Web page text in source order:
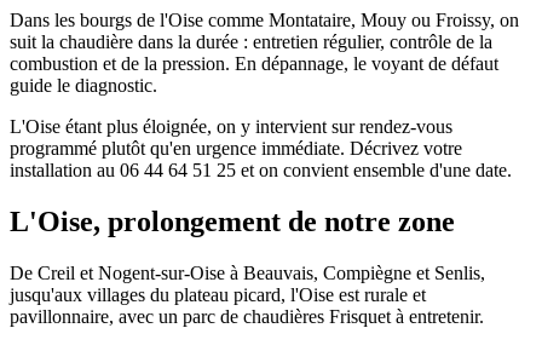
Dans les bourgs de l'Oise comme Montataire, Mouy ou Froissy, on
suit la chaudière dans la durée : entretien régulier, contrôle de la
combustion et de la pression. En dépannage, le voyant de défaut
guide le diagnostic.
L'Oise étant plus éloignée, on y intervient sur rendez-vous
programmé plutôt qu'en urgence immédiate. Décrivez votre
installation au 06 44 64 51 25 et on convient ensemble d'une date.
L'Oise, prolongement de notre zone
De Creil et Nogent-sur-Oise à Beauvais, Compiègne et Senlis,
jusqu'aux villages du plateau picard, l'Oise est rurale et
pavillonnaire, avec un parc de chaudières Frisquet à entretenir.